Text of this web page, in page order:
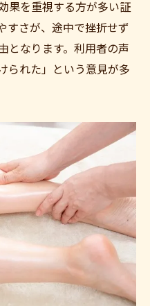
果を重視する方が多い証
すさが、途中で挫折せず
となります。利用者の声
られた」という意見が多